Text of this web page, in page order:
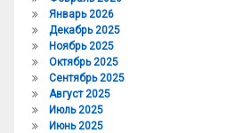
Январь 2026
Декабрь 2025
Ноябрь 2025
Октябрь 2025
Сентябрь 2025
Август 2025
Июль 2025
Июнь 2025